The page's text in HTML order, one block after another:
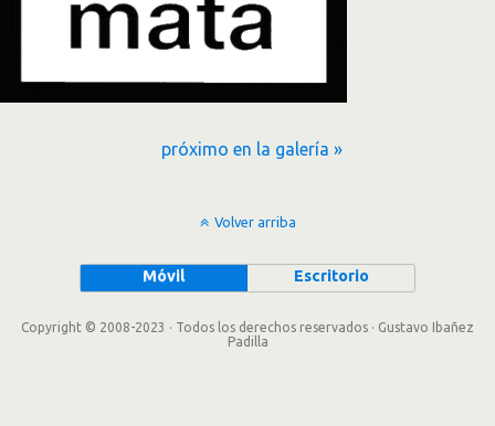
próximo en la galería »
Volver arriba
Móvil Escritorio
Copyright © 2008-2023 · Todos los derechos reservados · Gustavo Ibañez
Padilla